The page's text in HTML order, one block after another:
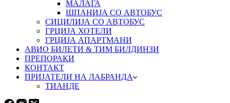
МАЛАГА
ШПАНИЈА СО АВТОБУС
СИЦИЛИЈА СО АВТОБУС
ГРЦИЈА ХОТЕЛИ
ГРЦИЈА АПАРТМАНИ
АВИО БИЛЕТИ & ТИМ БИЛДИНЗИ
ПРЕПОРАКИ
КОНТАКТ
ПРИЈАТЕЛИ НА ЛАБРАНДА
ТИАНДЕ